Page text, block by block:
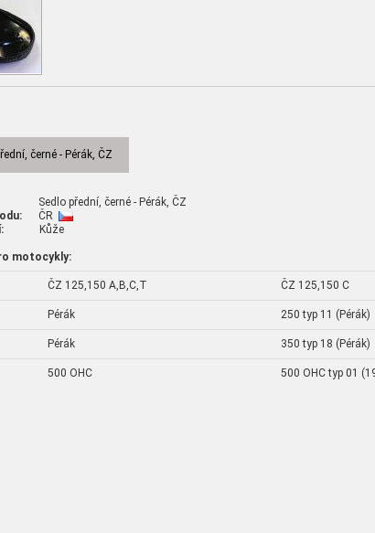
černé - Pérák, ČZ
Sedlo přední, černé - Pérák, ČZ
ČR
Kůže
motocykly:
ČZ 125,150 A,B,C,T ČZ 125,150 C
Pérák 250 typ 11 (Pérák)
Pérák 350 typ 18 (Pérák)
500 OHC 500 OHC typ 01